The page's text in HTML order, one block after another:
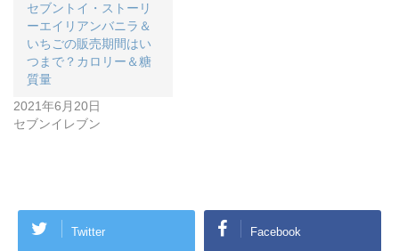
セブントイ・ストーリ
ーエイリアンバニラ＆
いちごの販売期間はい
つまで？カロリー＆糖
質量
2021年6月20日
セブンイレブン
Twitter Facebook